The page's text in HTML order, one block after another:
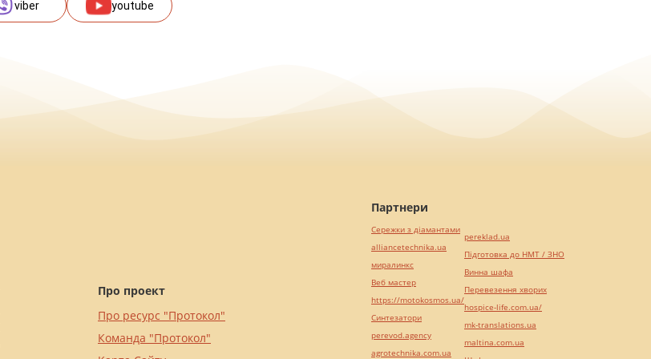
viber youtube
Про проект
Про ресурс "Протокол"
Команда "Протокол"
Партнери
Сережки з діамантами
alliancetechnika.ua
миралинкс
Веб мастер
https://motokosmos.ua/
Синтезатори
perevod.agency
agrotechnika.com.ua
pereklad.ua
Підготовка до НМТ / ЗНО
Винна шафа
Перевезення хворих
hospice-life.com.ua/
mk-translations.ua
maltina.com.ua